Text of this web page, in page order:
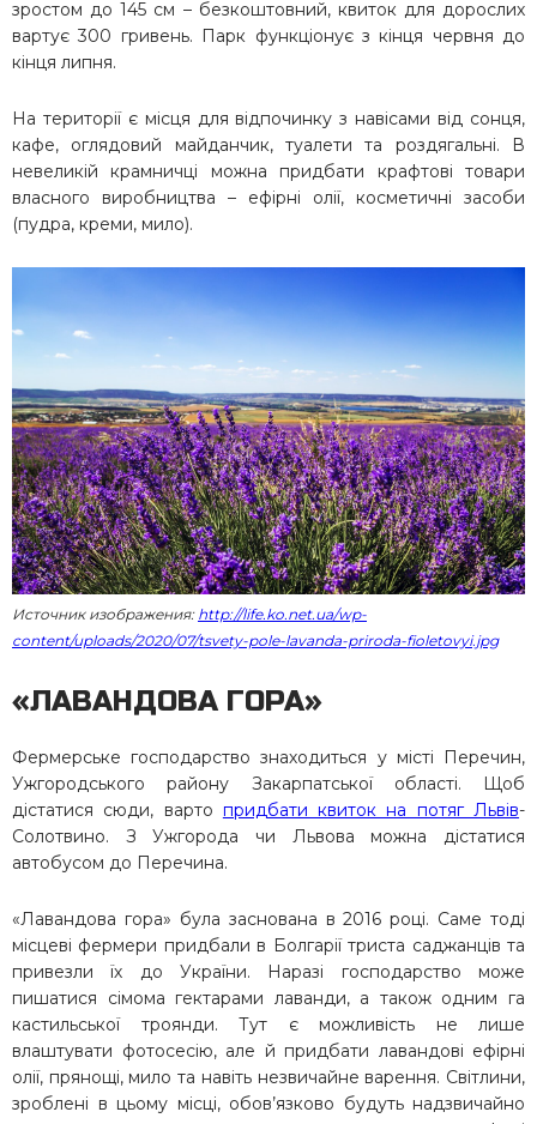
зростом до 145 см – безкоштовний, квиток для дорослих
вартує 300 гривень. Парк функціонує з кінця червня до
кінця липня.
На території є місця для відпочинку з навісами від сонця,
кафе, оглядовий майданчик, туалети та роздягальні. В
невеликій крамничці можна придбати крафтові товари
власного виробництва – ефірні олії, косметичні засоби
(пудра, креми, мило).
Источник изображения: http://life.ko.net.ua/wp-
content/uploads/2020/07/tsvety-pole-lavanda-priroda-fioletovyi.jpg
«ЛАВАНДОВА ГОРА»
Фермерське господарство знаходиться у місті Перечин,
Ужгородського району Закарпатської області. Щоб
дістатися сюди, варто придбати квиток на потяг Львів-
Солотвино. З Ужгорода чи Львова можна дістатися
автобусом до Перечина.
«Лавандова гора» була заснована в 2016 році. Саме тоді
місцеві фермери придбали в Болгарії триста саджанців та
привезли їх до України. Наразі господарство може
пишатися сімома гектарами лаванди, а також одним га
кастильської троянди. Тут є можливість не лише
влаштувати фотосесію, але й придбати лавандові ефірні
олії, прянощі, мило та навіть незвичайне варення. Світлини,
зроблені в цьому місці, обов’язково будуть надзвичайно